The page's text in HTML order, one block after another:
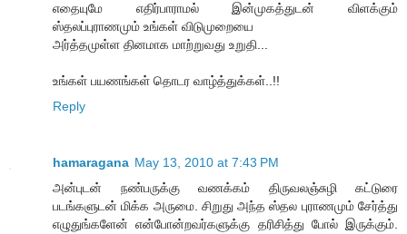
எதையுமே எதிர்பாராமல் இன்முகத்துடன் விளக்கும்
ஸ்தலப்புராணமும் உங்கள் விடுமுறையை
அர்த்தமுள்ள தினமாக மாற்றுவது உறுதி...
உங்கள் பயணங்கள் தொடர வாழ்த்துக்கள்..!!
Reply
hamaragana May 13, 2010 at 7:43 PM
அன்புடன் நண்பருக்கு வணக்கம் திருவலஞ்சுழி கட்டுரை
படங்களுடன் மிக்க அருமை. சிறுது அந்த ஸ்தல புராணமும் சேர்த்து
எழுதுங்களேன் என்போன்றவர்களுக்கு தரிசித்து போல் இருக்கும்.